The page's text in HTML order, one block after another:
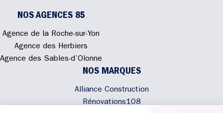
NOS AGENCES 85
Agence de la Roche-sur-Yon
Agence des Herbiers
Agence des Sables-d’Olonne
NOS MARQUES
Alliance Construction
Rénovations108